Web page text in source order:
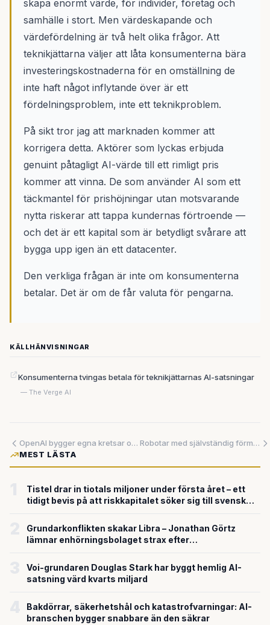
skapa enormt värde, för individer, företag och
samhälle i stort. Men värdeskapande och
värdefördelning är två helt olika frågor. Att
teknikjättarna väljer att låta konsumenterna bära
investeringskostnaderna för en omställning de
inte haft något inflytande över är ett
fördelningsproblem, inte ett teknikproblem.
På sikt tror jag att marknaden kommer att
korrigera detta. Aktörer som lyckas erbjuda
genuint påtagligt AI-värde till ett rimligt pris
kommer att vinna. De som använder AI som ett
täckmantel för prishöjningar utan motsvarande
nytta riskerar att tappa kundernas förtroende —
och det är ett kapital som är betydligt svårare att
bygga upp igen än ett datacenter.
Den verkliga frågan är inte om konsumenterna
betalar. Det är om de får valuta för pengarna.
KÄLLHÄNVISNINGAR
Konsumenterna tvingas betala för teknikjättarnas AI-satsningar
— The Verge AI
OpenAI bygger egna kretsar och erövrar Indien – ett AI-laboratorium förvandlas till techimperium
Robotar med självständig förmåga säljs fritt – utan ett enda säkerhetskrav
MEST LÄSTA
Tistel drar in tiotals miljoner under första året – ett
tidigt bevis på att riskkapitalet söker sig till svensk
Grundarkonflikten skakar Libra – Jonathan Görtz
lämnar enhörningsbolaget strax efter
Voi-grundaren Douglas Stark har byggt hemlig AI-
satsning värd kvarts miljard
Bakdörrar, säkerhetshål och katastrofvarningar: AI-
branschen bygger snabbare än den säkrar